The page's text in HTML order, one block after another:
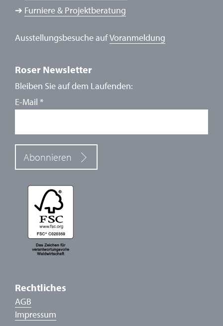
➔ Furniere & Projektberatung
Ausstellungsbesuche aufVoranmeldung
Roser Newsletter
Bleiben Sie auf dem Laufenden:
E-Mail *
Abonnieren
Rechtliches
AGB
Impressum